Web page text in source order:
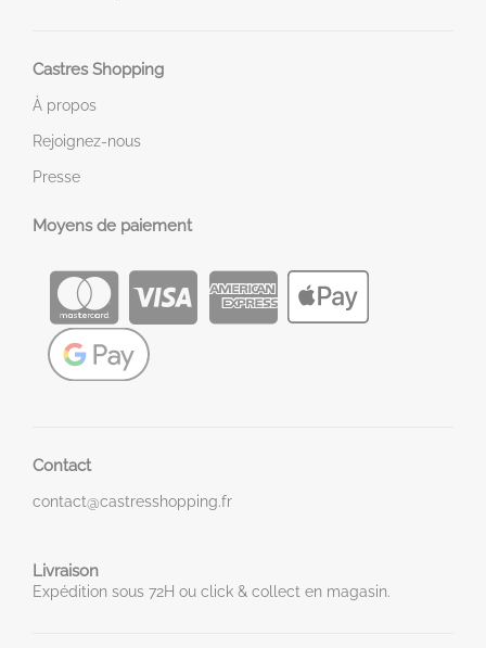
Castres Shopping
À propos
Rejoignez-nous
Presse
Moyens de paiement
Contact
contact@castresshopping.fr
Livraison
Expédition sous 72H ou click & collect en magasin.